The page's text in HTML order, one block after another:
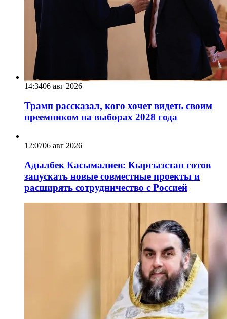
14:3406 авг 2026
Трамп рассказал, кого хочет видеть своим
преемником на выборах 2028 года
12:0706 авг 2026
Адылбек Касымалиев: Кыргызстан готов
запускать новые совместные проекты и
расширять сотрудничество с Россией